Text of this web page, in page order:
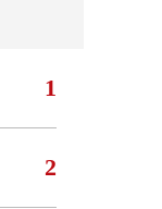
1
2